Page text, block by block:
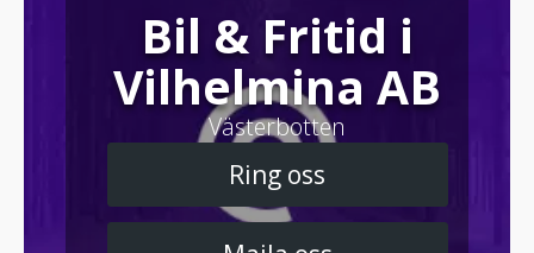
Bil & Fritid i
Vilhelmina AB
Västerbotten
Ring oss